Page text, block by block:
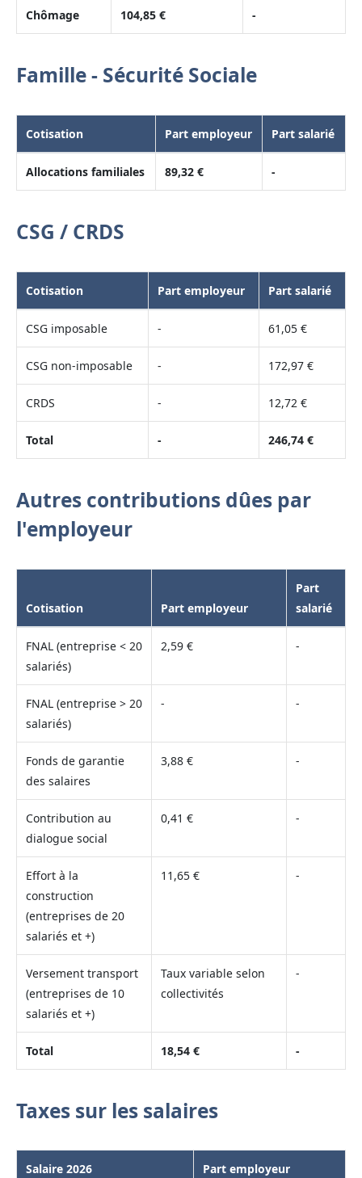
Chômage 104,85 € -
Famille - Sécurité Sociale
Cotisation Part employeur Part salarié
Allocations familiales 89,32 € -
CSG / CRDS
Cotisation Part employeur Part salarié
CSG imposable - 61,05 €
CSG non-imposable - 172,97 €
CRDS - 12,72 €
Total - 246,74 €
Autres contributions dûes par
l'employeur
Cotisation Part employeur
Part
salarié
FNAL (entreprise < 20
salariés)
2,59 € -
FNAL (entreprise > 20
salariés)
- -
Fonds de garantie
des salaires
3,88 € -
Contribution au
dialogue social
0,41 € -
Effort à la
construction
(entreprises de 20
salariés et +)
11,65 € -
Versement transport
(entreprises de 10
salariés et +)
Taux variable selon
collectivités
-
Total 18,54 € -
Taxes sur les salaires
Salaire 2026 Part employeur